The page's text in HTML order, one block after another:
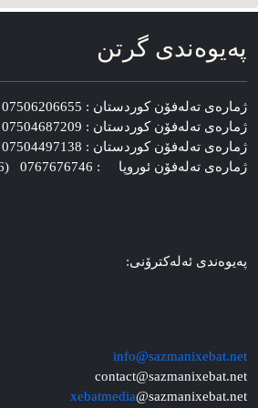
په‌یوه‌ندی گرتن
ژماره‌ی ته‌له‌فۆن کوردستان : 07506206655 (00964)
ژماره‌ی ته‌له‌فۆن کوردستان : 07504687209 (00964)
ژماره‌ی ته‌له‌فۆن کوردستان : 07504497138 (00964)
ژماره‌ی ته‌له‌فۆن ئوروپا : 0767676746 (0046)
په‌یوه‌ندی ئه‌له‌کترۆنی:
info@sazmanixebat.net
contact@sazmanixebat.net
xebatmedia@sazmanixebat.net